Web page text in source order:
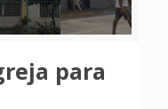
para